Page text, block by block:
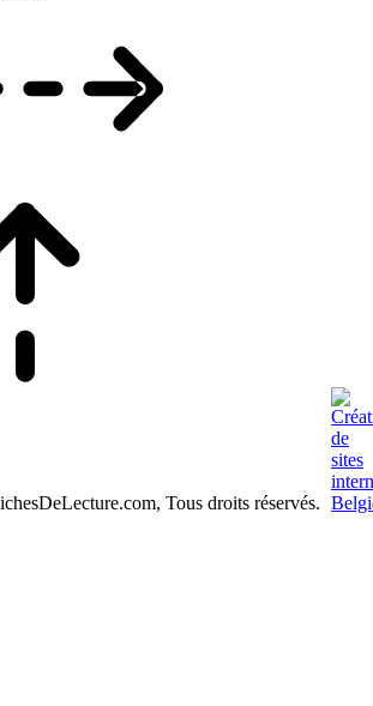
Tous droits réservés.